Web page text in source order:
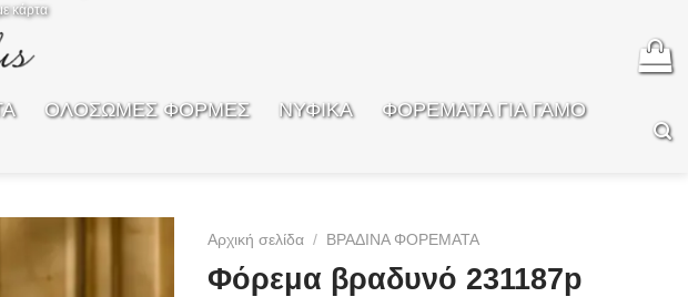
κάρτα
ΟΛΟΣΩΜΕΣ ΦΟΡΜΕΣ ΝΥΦΙΚΑ
ΦOΡΕΜΑΤΑ ΓΙΑ ΓΑΜΟ
Αρχική σελίδα / ΒΡΑΔΙΝΑ ΦΟΡΕΜΑΤΑ
Φόρεμα βραδυνό 231187p